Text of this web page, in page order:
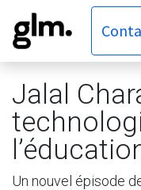
Jalal
Un nouvel épisode